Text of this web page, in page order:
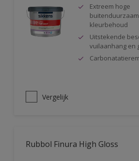
Extreem hoge
kleurbehoud
Uitstekende
vuilaanhang en
Vergelijk
Rubbol Finura High Gloss